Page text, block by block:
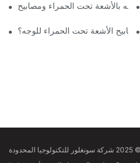
الأشعة تحت الحمراء للوجه؟
حقوق الطبع والنشر © 2025 شركة سونغلور للتكنولوجيا المحدودة-www.sunglor-